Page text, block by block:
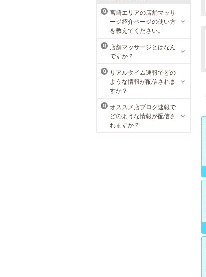
万葉の湯 博多
便利なのにくつろげる上質な温泉が
博多に誕生しました。九州の東西を
代表する名湯、大分・由布院と佐
賀・武雄から毎日運び込む最上質の
温泉を、高級旅館のような空間で、
手軽にお楽しみいただけます。
メンズリゼクリニック 福岡天
神院
Q
宮崎エリアの店舗マッサ
ージ紹介ページの使い方
を教えてください。
Q
店舗マッサージとはなん
ですか？
Q
リアルタイム速報でどの
ような情報が配信されま
すか？
Q
オススメ店ブログ速報で
どのような情報が配信さ
れますか？